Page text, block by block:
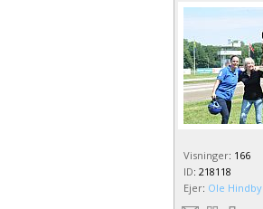
Visninger: 166
ID: 218118
Ejer: Ole Hindby